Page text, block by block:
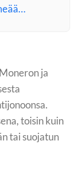
ja
toisin kuin
tai suojatun